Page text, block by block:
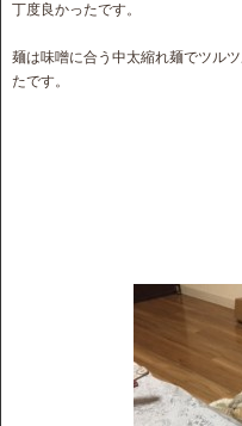
丁度良かったです。
麺は味噌に合う中太縮れ麺でツル
たです。